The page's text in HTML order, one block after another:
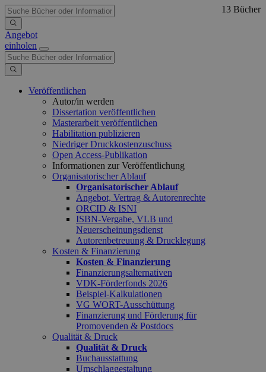
Angebot
einholen
Veröffentlichen
Autor/in werden
Dissertation veröffentlichen
Masterarbeit veröffentlichen
Habilitation publizieren
Niedriger Druckkostenzuschuss
Open Access-Publikation
Informationen zur Veröffentlichung
Organisatorischer Ablauf
Organisatorischer Ablauf
Angebot, Vertrag & Autorenrechte
ORCID & ISNI
ISBN-Vergabe, VLB und
Neuerscheinungsdienst
Autorenbetreuung & Drucklegung
Kosten & Finanzierung
Kosten & Finanzierung
Finanzierungsalternativen
VDK-Förderfonds 2026
Beispiel-Kalkulationen
VG WORT-Ausschüttung
Finanzierung und Förderung für
Promovenden & Postdocs
Qualität & Druck
Qualität & Druck
Buchausstattung
Umschlaggestaltung
13 Bücher